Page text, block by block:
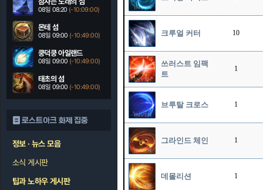
08일 08:20 (-10:08:59)
몬테 섬
08일 09:00 (-10:48:59)
쿵덕쿵 아일랜드
08일 09:00 (-10:48:59)
태초의 섬
08일 09:00 (-10:48:59)
로스트아크 화제 집중
정보 · 뉴스 모음
소식 게시판
팁과 노하우 게시판
크루얼 커터 10
쓰러스트 임팩
트
1
브루탈 크로스 1
그라인드 체인 1
데몰리션 1